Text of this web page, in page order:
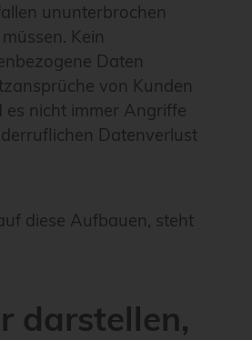
ununterbrochen
Kein
Daten
von Kunden
es nicht immer Angriffe
Datenverlust
diese Aufbauen, steht
darstellen,